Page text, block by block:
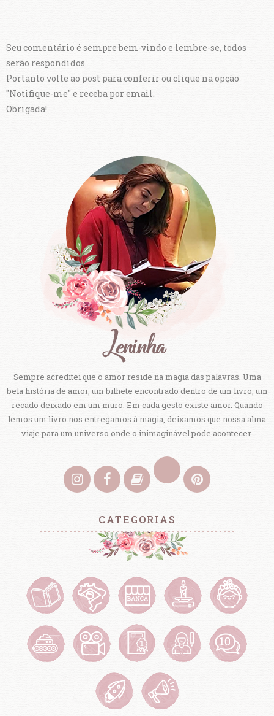
Seu comentário é sempre bem-vindo e lembre-se, todos
serão respondidos.
Portanto volte ao post para conferir ou clique na opção
"Notifique-me" e receba por email.
Obrigada!
Sempre acreditei que o amor reside na magia das palavras. Uma
bela história de amor, um bilhete encontrado dentro de um livro, um
recado deixado em um muro. Em cada gesto existe amor. Quando
lemos um livro nos entregamos à magia, deixamos que nossa alma
viaje para um universo onde o inimaginável pode acontecer.
CATEGORIAS